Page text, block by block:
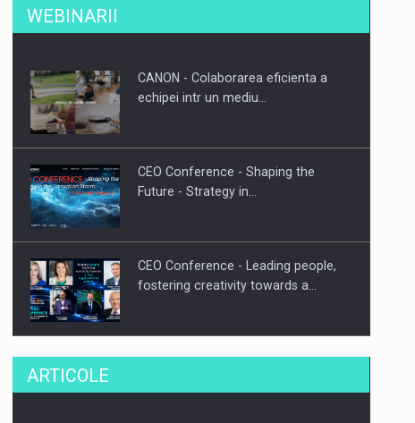
WEBINARII
CANON - Colaborarea eficienta a
echipei intr un mediu…
CEO Conference - Shaping the
Future - Strategy in…
CEO Conference - Leading people,
fostering creativity towards a…
CEO Conference - Shaping The
ARTICOLE